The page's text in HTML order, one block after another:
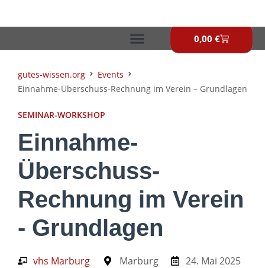
0,00 €
gutes-wissen.org
Events
Einnahme-Überschuss-Rechnung im Verein – Grundlagen
SEMINAR-WORKSHOP
Einnahme-
Überschuss-
Rechnung im Verein
- Grundlagen
vhs Marburg Marburg
24. Mai 2025